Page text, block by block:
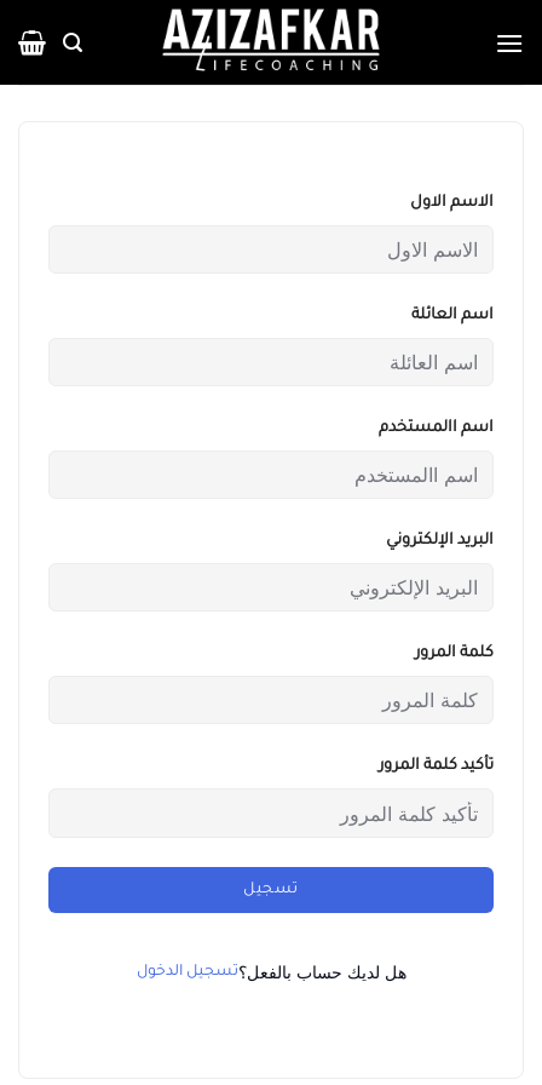
للمحتوى
الاسم الاول
اسم العائلة
اسم االمستخدم
البريد الإلكتروني
كلمة المرور
تأكيد كلمة المرور
تسجيل
هل لديك حساب بالفعل؟تسجيل الدخول